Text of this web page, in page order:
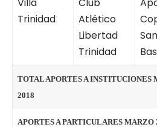
Trinidad
Atlético
Libertad
Trinidad
TOTAL APORTES A INSTITUCIONES
2018
APORTES A PARTICULARES MARZO